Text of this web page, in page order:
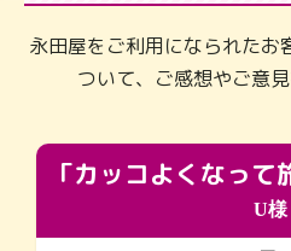
永田屋をご利用になられたお
ついて、ご感想やご意
U様